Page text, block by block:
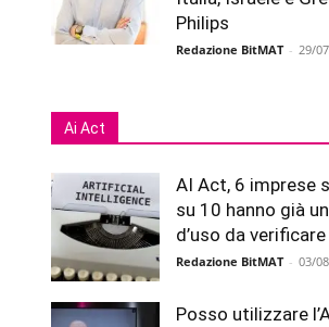
Philips
Redazione BitMAT - 29/
Ai Act
AI Act, 6 imprese
su 10 hanno già
d’uso da verificare
Redazione BitMAT - 03/
Posso utilizzare